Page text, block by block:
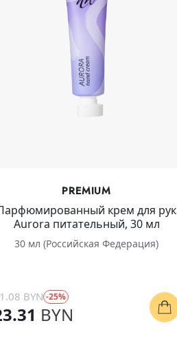
PREMIUM
крем для рук
Aurora питательный, 30 мл
30 мл (Российская Федерация)
BYN -25%
BYN